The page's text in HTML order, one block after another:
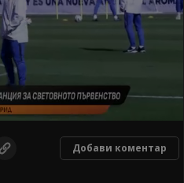
Добави коментар